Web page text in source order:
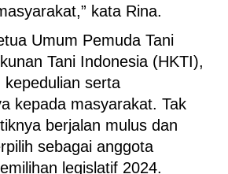
kata Rina.
Umum Pemuda Tani
Tani Indonesia (HKTI),
kepedulian serta
kepada masyarakat. Tak
berjalan mulus dan
sebagai anggota
legislatif 2024.